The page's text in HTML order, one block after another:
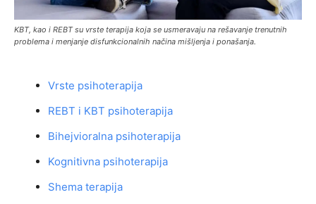
KBT, kao i REBT su vrste terapija koja se usmeravaju na rešavanje trenutnih
problema i menjanje disfunkcionalnih načina mišljenja i ponašanja.
Vrste psihoterapija
REBT i KBT psihoterapija
Bihejvioralna psihoterapija
Kognitivna psihoterapija
Shema terapija